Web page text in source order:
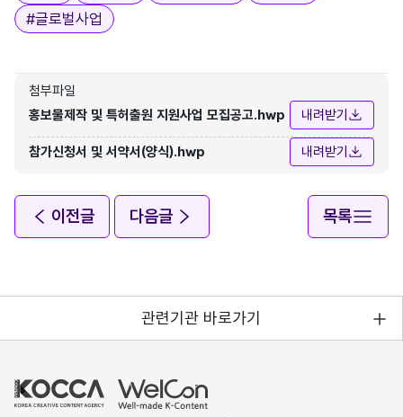
#글로벌사업
첨부파일
홍보물제작 및 특허출원 지원사업 모집공고.hwp
내려받기
참가신청서 및 서약서(양식).hwp 내려받기
이전글 다음글 목록
관련기관 바로가기